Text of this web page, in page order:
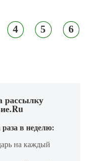
4 5 6
рассылку
в неделю:
на каждый